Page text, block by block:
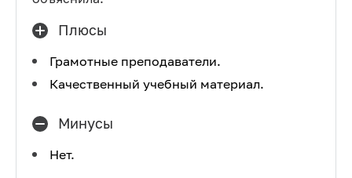
Плюсы
Грамотные преподаватели.
Качественный учебный материал.
Минусы
Нет.